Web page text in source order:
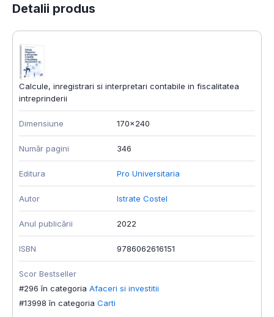
Detalii produs
Calcule, inregistrari si interpretari contabile in fiscalitatea
intreprinderii
Dimensiune 170x240
Număr pagini 346
Editura Pro Universitaria
Autor Istrate Costel
Anul publicării 2022
ISBN 9786062616151
Scor Bestseller
#296 în categoria Afaceri si investitii
#13998 în categoria Carti